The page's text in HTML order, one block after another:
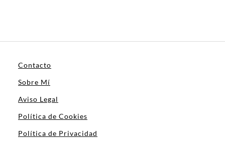
Contacto
Sobre Mí
Aviso Legal
Política de Cookies
Política de Privacidad